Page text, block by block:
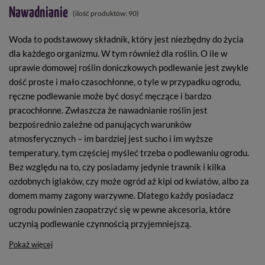
Nawadnianie (ilość produktów: 90)
Woda to podstawowy składnik, który jest niezbędny do życia
dla każdego organizmu. W tym również dla roślin. O ile w
uprawie domowej roślin doniczkowych podlewanie jest zwykle
dość proste i mało czasochłonne, o tyle w przypadku ogrodu,
ręczne podlewanie może być dosyć męczące i bardzo
pracochłonne. Zwłaszcza że nawadnianie roślin jest
bezpośrednio zależne od panujących warunków
atmosferycznych – im bardziej jest sucho i im wyższe
temperatury, tym częściej myśleć trzeba o podlewaniu ogrodu.
Bez względu na to, czy posiadamy jedynie trawnik i kilka
ozdobnych iglaków, czy może ogród aż kipi od kwiatów, albo za
domem mamy zagony warzywne. Dlatego każdy posiadacz
ogrodu powinien zaopatrzyć się w pewne akcesoria, które
uczynią podlewanie czynnością przyjemniejszą.
Pokaż więcej